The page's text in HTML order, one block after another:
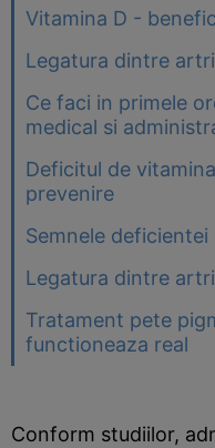
Vitamina D -
Legatura dintre
Ce faci in primele
medical si
Deficitul de
prevenire
Semnele
Legatura dintre
Tratament pete
functioneaza real
Conform studiilor,